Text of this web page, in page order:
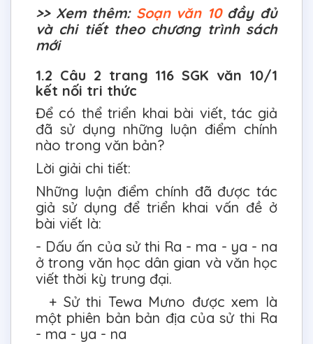
>> Xem thêm: Soạn văn 10đầy đủ
và chi tiết theo chương trình sách
mới
1.2 Câu 2 trang 116 SGK văn 10/1
kết nối tri thức
Để có thể triển khai bài viết, tác giả
đã sử dụng những luận điểm chính
nào trong văn bản?
Lời giải chi tiết:
Những luận điểm chính đã được tác
giả sử dụng để triển khai vấn đề ở
bài viết là:
- Dấu ấn của sử thi Ra - ma - ya - na
ở trong văn học dân gian và văn học
viết thời kỳ trung đại.
+ Sử thi Tewa Mưno được xem là
một phiên bản bản địa của sử thi Ra
- ma - ya - na